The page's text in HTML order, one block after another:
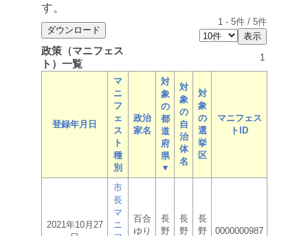
す。
1 - 5件 / 5件
政策（マニフェス
ト）一覧
1
登録年月日
マ
ニ
フ
ェ
ス
ト
種
別
政治
家名
対
象
の
都
道
府
県
▼
対
象
の
自
治
体
名
対
象
の
選
挙
区
マニフェス
トID
2021年10月27
市
長
マ
ニ
百合
ゆり
長
野
長
野
長
野
0000000987